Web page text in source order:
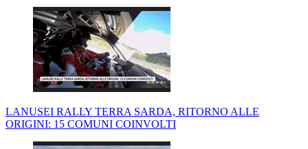
LANUSEI RALLY TERRA SARDA, RITORNO ALLE
ORIGINI: 15 COMUNI COINVOLTI